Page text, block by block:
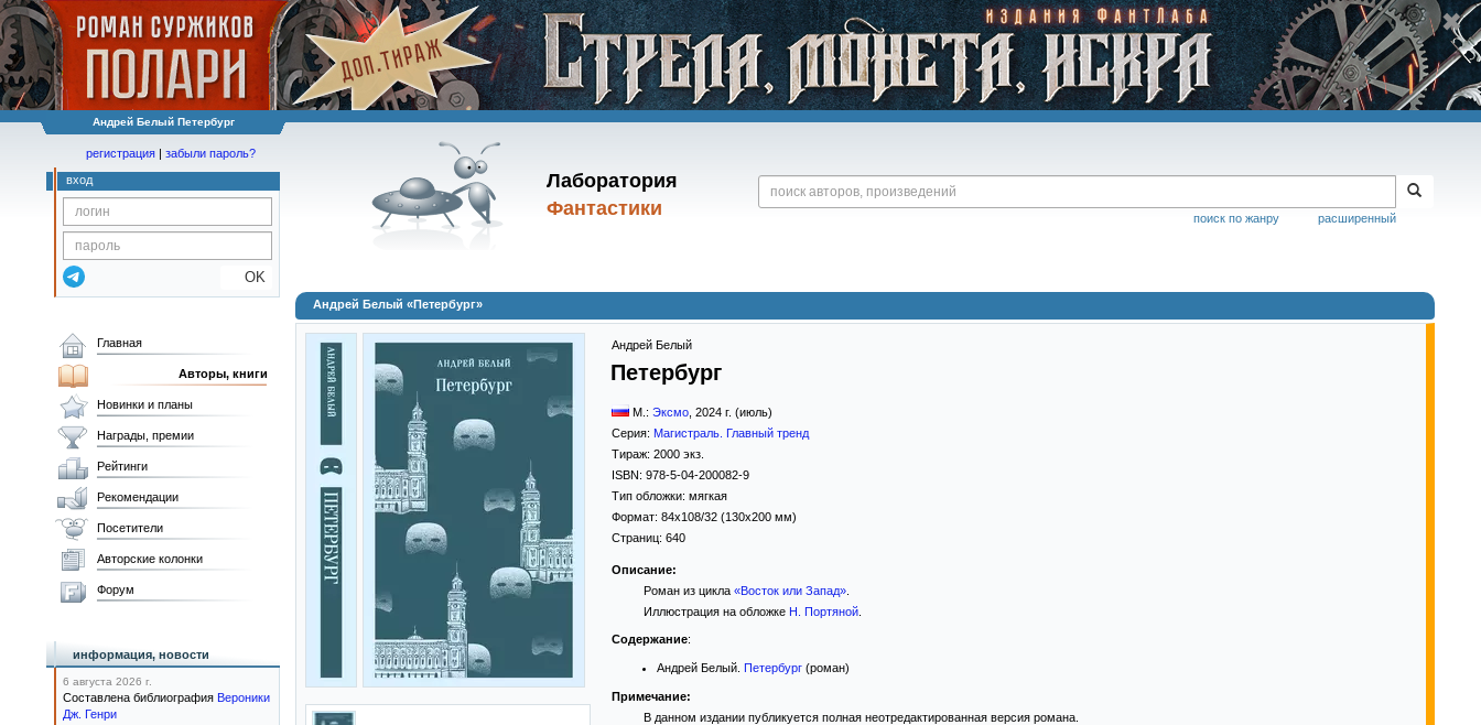
Андрей Белый Петербург
Лаборатория
Фантастики
расширенный
поиск по жанру
регистрация | забыли пароль?
вход
OK
Андрей Белый «Петербург»
Андрей Белый
Петербург
М.: Эксмо 2024 г. (июль)
Серия: Магистраль. Главный тренд
Тираж: 2000 экз.
ISBN: 978-5-04-200082-9
Тип обложки: мягкая
Формат: 84x108/32 (130x200 мм)
Страниц: 640
Описание:
Роман из цикла «Восток или Запад».
Иллюстрация на обложке Н. Портяной.
Содержание:
Андрей Белый. Петербург (роман)
Примечание:
В данном издании публикуется полная неотредактированная версия романа.
Главная
Авторы, книги
Новинки и планы
Награды, премии
Рейтинги
Рекомендации
Посетители
Авторские колонки
Форум
информация, новости
6 августа 2026 г.
Составлена библиография Вероники
Дж. Генри